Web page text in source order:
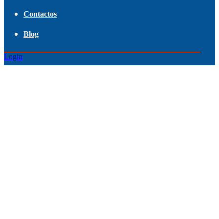
Contactos
Blog
Login